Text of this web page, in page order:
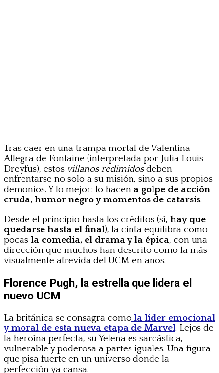
Tras caer en una trampa mortal de Valentina
Allegra de Fontaine (interpretada por Julia Louis-
Dreyfus), estos villanos redimidosdeben
enfrentarse no solo a su misión, sino a sus propios
demonios. Y lo mejor: lo hacen a golpe de acción
cruda, humor negro y momentos de catarsis.
Desde el principio hasta los créditos (sí, hay que
quedarse hasta el final), la cinta equilibra como
pocas la comedia, el drama y la épica, con una
dirección que muchos han descrito como la más
visualmente atrevida del UCM en años.
Florence Pugh, la estrella que lidera el
nuevo UCM
La británica se consagra como la líder emocional
y moral de esta nueva etapa de Marvel. Lejos de
la heroína perfecta, su Yelena es sarcástica,
vulnerable y poderosa a partes iguales. Una figura
que pisa fuerte en un universo donde la
perfección ya cansa.